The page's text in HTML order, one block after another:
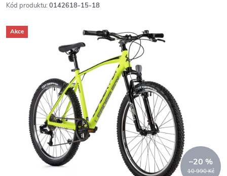
Kód produktu: 0142618-15-18
Akce
10 990 Kč
–20 %